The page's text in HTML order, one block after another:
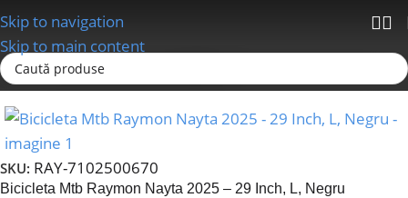
Skip to navigation
Skip to main content
Prima pagină
SKU: RAY-7102500670
Bicicleta Mtb Raymon Nayta 2025 – 29 Inch, L, Negru